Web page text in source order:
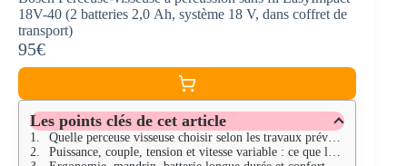
18V-40 (2 batteries 2,0 Ah, système 18 V, dans coffret de
transport)
95€
Les points clés de cet article
Quelle perceuse visseuse choisir selon les travaux prévus en 2025
Puissance, couple, tension et vitesse variable : ce que les chiffres disent vraiment